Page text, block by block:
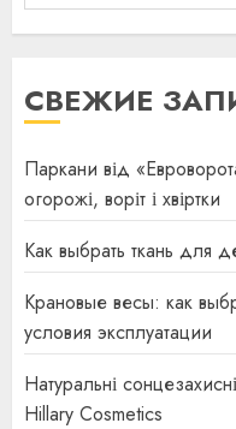
СВЕЖИЕ
Паркани від
огорожі, воріт і хвіртки
Как выбрать ткань для
Крановые весы: как
условия эксплуатации
Натуральні
Hillary Cosmetics